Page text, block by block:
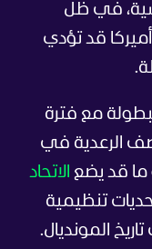
في ظل
قد تؤدي
مع فترة
الرعدية في
ما قد يضع الاتحاد
تنظيمية
المونديال.